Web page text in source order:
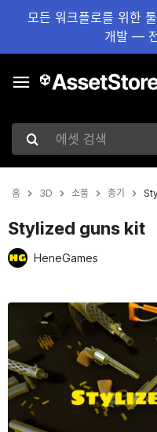
모든 워크플로를 위한 툴
개발 —
에셋 검색
홈 3D 소품 총기
Stylized guns kit
HeneGames
현재 슬라이드: 1 / 14